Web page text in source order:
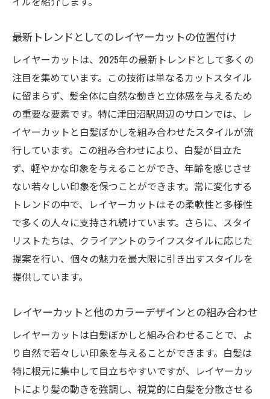
レイヤーカットで髪に動きと軽やかさを与える
レイヤーカットが髪に与えるダイナミック
な効果
軽やかさを出すためのレイヤーカットの技
法
髪のボリューム感を引き出すカット法
スタイルに表情を与えるレイヤーカット
動きを強調するためのスタイリングコツ
津田沼で選ばれる理由：レイヤーカットの
魅力
白髪ぼかしを成功させるためのカラーデザイン
のコツ
カラーリングの持続性を高めるテクニック
髪質を考慮した白髪ぼかしカラー
失敗しない白髪ぼかしのためのアドバイス
地元のスタイリストが教えるカラー選び
白髪に最適なカラーデザインのトレンド
最新トレンドとしてのレイヤーカットの位置付け
レイヤーカットは、2025年の最新トレンドとして多くの
注目を集めています。この技術は単なるカットスタイル
に留まらず、髪全体に自然な動きと立体感を与えるため
の重要な要素です。特に津田沼駅周辺のサロンでは、レ
イヤーカットと白髪ぼかしを組み合わせたスタイルが流
行しています。この組み合わせにより、白髪が目立た
ず、軽やかな印象を与えることができ、年齢を感じさせ
ない若々しい印象を保つことができます。常に変化する
トレンドの中で、レイヤーカットはその柔軟性と多様性
で多くの人々に支持され続けています。さらに、スタイ
リストたちは、クライアントのライフスタイルに応じた
提案を行い、個々の魅力を最大限に引き出すスタイルを
提供しています。
レイヤーカットと他のカラーデザインとの組み合わせ
レイヤーカットは白髪ぼかしと組み合わせることで、よ
り自然で若々しい印象を与えることができます。白髪は
特に根元に集中して目立ちやすいですが、レイヤーカッ
トにより髪の動きを強調し、視覚的に白髪を分散させる